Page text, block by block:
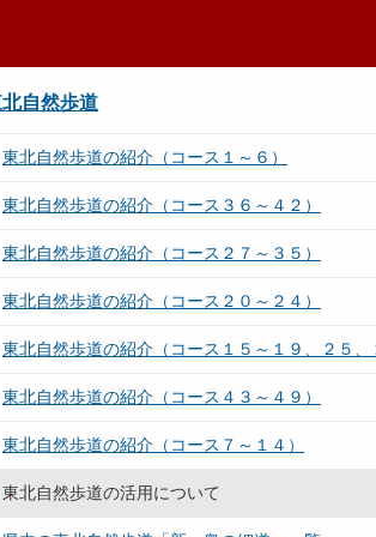
自然歩道
東北自然歩道の紹介（コース１～６）
東北自然歩道の紹介（コース３６～４２）
東北自然歩道の紹介（コース２７～３５）
東北自然歩道の紹介（コース２０～２４）
東北自然歩道の紹介（コース１５～１９、２５、
東北自然歩道の紹介（コース４３～４９）
東北自然歩道の紹介（コース７～１４）
東北自然歩道の活用について